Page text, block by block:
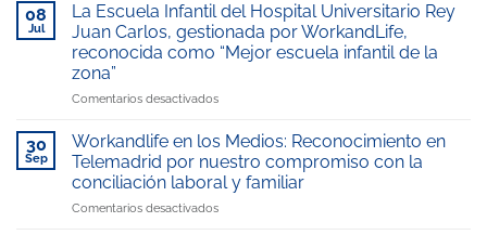
08
Jul
La Escuela Infantil del Hospital Universitario Rey
Juan Carlos, gestionada por WorkandLife,
reconocida como “Mejor escuela infantil de la
zona”
Comentarios desactivadosen
Escuela
Infantil
del
Hospital
Universitario
30
Sep
Workandlife en los Medios: Reconocimiento en
Telemadrid por nuestro compromiso con la
conciliación laboral y familiar
Comentarios desactivadosen